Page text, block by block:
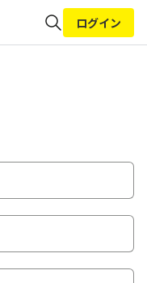
ログイン